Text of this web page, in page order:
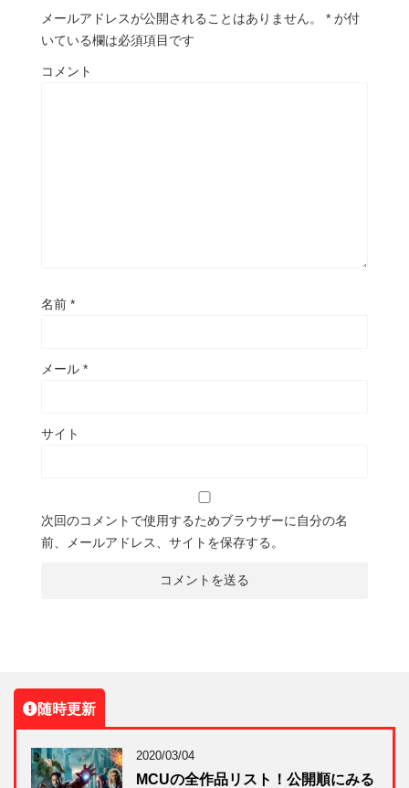
メールアドレスが公開されることはありません。 * が付
いている欄は必須項目です
コメント
名前 *
メール *
サイト
次回のコメントで使用するためブラウザーに自分の名
前、メールアドレス、サイトを保存する。
随時更新
2020/03/04
MCUの全作品リスト！公開順にみる